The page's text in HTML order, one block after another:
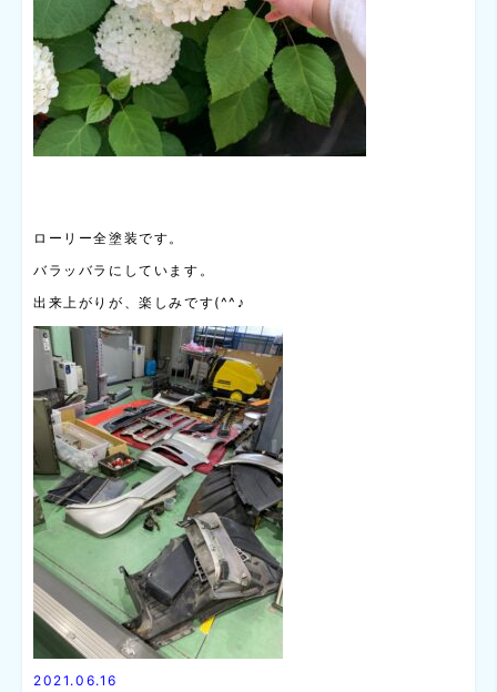
ローリー全塗装です。
バラッバラにしています。
出来上がりが、楽しみです(^^♪
2021.06.16